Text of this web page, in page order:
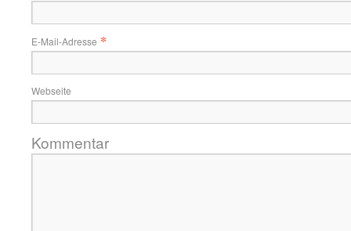
E-Mail-Adresse *
Webseite
Kommentar